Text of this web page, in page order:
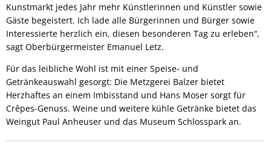
Kunstmarkt jedes Jahr mehr Künstlerinnen und Künstler sowie
Gäste begeistert. Ich lade alle Bürgerinnen und Bürger sowie
Interessierte herzlich ein, diesen besonderen Tag zu erleben“,
sagt Oberbürgermeister Emanuel Letz.
Für das leibliche Wohl ist mit einer Speise- und
Getränkeauswahl gesorgt: Die Metzgerei Balzer bietet
Herzhaftes an einem Imbisstand und Hans Moser sorgt für
Crêpes-Genuss. Weine und weitere kühle Getränke bietet das
Weingut Paul Anheuser und das Museum Schlosspark an.